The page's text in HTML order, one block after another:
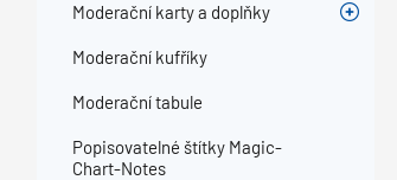
Moderační karty a doplňky
Moderační kufříky
Moderační tabule
Popisovatelné štítky Magic-
Chart-Notes